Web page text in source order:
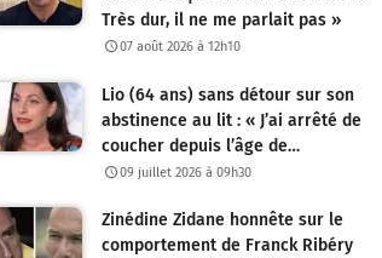
Très dur, il ne me parlait pas »
07 août 2026 à 12h10
Lio (64 ans) sans détour sur son
abstinence au lit : « J’ai arrêté de
coucher depuis l’âge de…
09 juillet 2026 à 09h30
Zinédine Zidane honnête sur le
comportement de Franck Ribéry